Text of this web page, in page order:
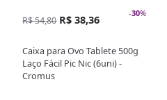
-30%
R$ 54,80 R$ 38,36
Caixa para Ovo Tablete 500g
Laço Fácil Pic Nic (6uni) -
Cromus